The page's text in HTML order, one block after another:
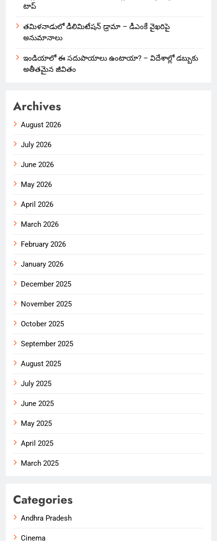
టాప్
తమిళనాడులో డీలిమిటేషన్ డ్రామా – డీఎంకే వైఖరిపై
అనుమానాలు
ఇండియాలో‌ ఈ సదుపాయాలు ఉంటాయా? – విదేశాల్లో డబ్బుకు
అతీతమైన జీవితం
Archives
August 2026
July 2026
June 2026
May 2026
April 2026
March 2026
February 2026
January 2026
December 2025
November 2025
October 2025
September 2025
August 2025
July 2025
June 2025
May 2025
April 2025
March 2025
Categories
Andhra Pradesh
Cinema